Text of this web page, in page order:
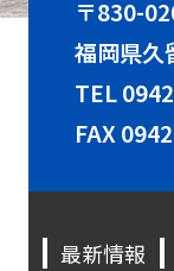
〒830-
福岡県久
TEL
FAX
最新情報